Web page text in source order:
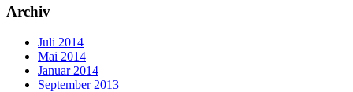
Archiv
Juli 2014
Mai 2014
Januar 2014
September 2013